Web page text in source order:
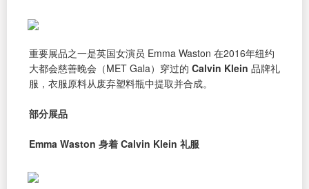
重要展品之一是英国女演员 Emma Waston 在2016年纽约
大都会慈善晚会（MET Gala）穿过的 Calvin Klein 品牌礼
服，衣服原料从废弃塑料瓶中提取并合成。
部分展品
Emma Waston 身着 Calvin Klein 礼服